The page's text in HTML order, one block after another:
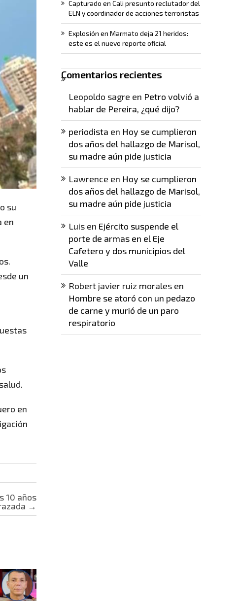
su
en
un
en
10 años
→
Capturado en Cali presunto reclutador del
ELN y coordinador de acciones terroristas
Explosión en Marmato deja 21 heridos:
este es el nuevo reporte oficial
Comentarios recientes
Leopoldo sagre en Petro volvió a
hablar de Pereira, ¿qué dijo?
periodista en Hoy se cumplieron
dos años del hallazgo de Marisol,
su madre aún pide justicia
Lawrence en Hoy se cumplieron
dos años del hallazgo de Marisol,
su madre aún pide justicia
Luisen Ejército suspende el
porte de armas en el Eje
Cafetero y dos municipios del
Valle
Robert javier ruiz moralesen
Hombre se atoró con un pedazo
de carne y murió de un paro
respiratorio